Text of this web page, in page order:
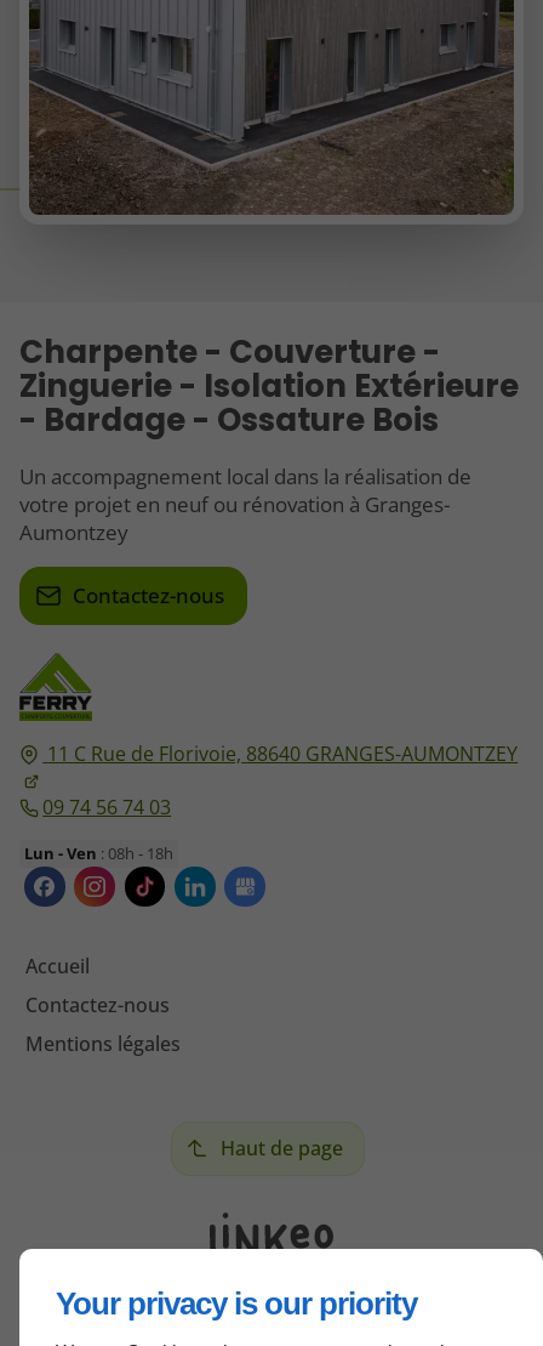
Your privacy is our priority
11 C Rue de Florivoie, 88640 GRANGES-AUMONTZEY
09 74 56 74 03
Lun - Ven : 08h - 18h
Accueil
Contactez-nous
Mentions légales
Charpente - Couverture -
Zinguerie - Isolation Extérieure
- Bardage - Ossature Bois
Un accompagnement local dans la réalisation de
votre projet en neuf ou rénovation à Granges-
Aumontzey
Contactez-nous
Haut de page